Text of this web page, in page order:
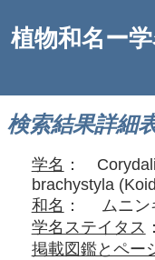
植物和名ー
検索結果詳細
学名 ：
brachystyla
和名 ： ムニン
学名ステイタス
掲載図鑑とペー